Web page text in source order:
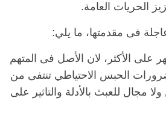
الحريات العامة.
فى مقدمتها، ما يلي:
التشريعات الخاصة بالحبس الاحتياطي وتحديد سقفه بـ٦ أشهر على الأكثر، لان الأصل فى المتهم
ضرورات الحبس الاحتياطي تنتفى من
مجال للعبث بالأدلة والتاثير على